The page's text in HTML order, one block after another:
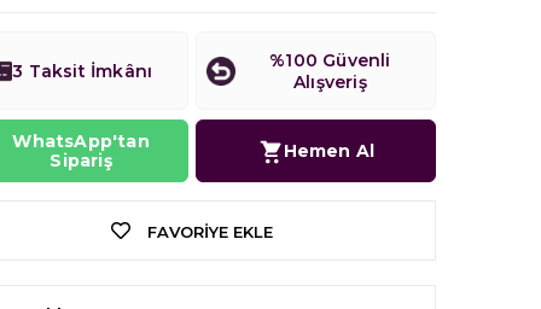
3 Taksit İmkânı
%100 Güvenli
Alışveriş
WhatsApp'tan
Sipariş
Hemen Al
FAVORIYE EKLE